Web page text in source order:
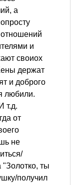
а
и
своиох
держат
и доброго
любили.
т.д.
от
не
ты
получил